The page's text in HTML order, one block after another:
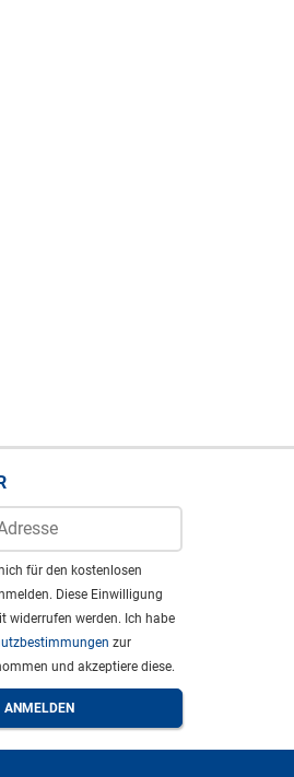
für den kostenlosen
Diese Einwilligung
widerrufen werden. Ich habe
zur
und akzeptiere diese.